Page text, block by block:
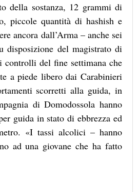
della sostanza, 12 grammi di
piccole quantità di hashish e
ancora dall’Arma – anche sei
disposizione del magistrato di
del fine settimana che
a piede libero dai Carabinieri
scorretti alla guida, in
di Domodossola hanno
guida in stato di ebbrezza ed
«I tassi alcolici – hanno
ad una giovane che ha fatto